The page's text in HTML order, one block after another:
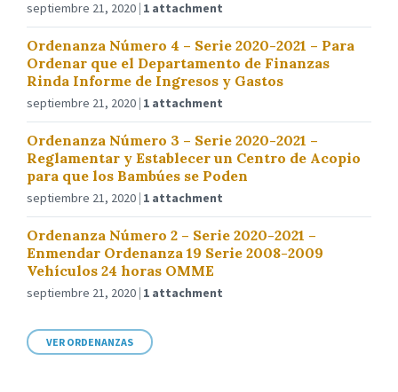
septiembre 21, 2020 1 attachment
Ordenanza Número 4 – Serie 2020-2021 – Para
Ordenar que el Departamento de Finanzas
Rinda Informe de Ingresos y Gastos
septiembre 21, 2020 1 attachment
Ordenanza Número 3 – Serie 2020-2021 –
Reglamentar y Establecer un Centro de Acopio
para que los Bambúes se Poden
septiembre 21, 2020 1 attachment
Ordenanza Número 2 – Serie 2020-2021 –
Enmendar Ordenanza 19 Serie 2008-2009
Vehículos 24 horas OMME
septiembre 21, 2020 1 attachment
VER ORDENANZAS